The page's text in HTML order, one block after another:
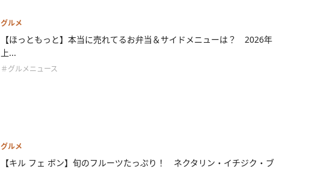
グルメ
【ほっともっと】本当に売れてるお弁当＆サイドメニューは？ 2026年
上...
＃グルメニュース
グルメ
【キル フェ ボン】旬のフルーツたっぷり！ ネクタリン・イチジク・ブ